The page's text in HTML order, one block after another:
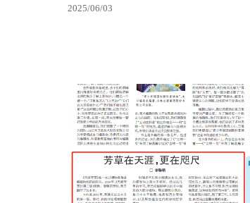
2025/06/03
新书推荐丨在战火中看见希望之光，在童
的种子——抗战小说《二月谣》发行上市
2025/06/03